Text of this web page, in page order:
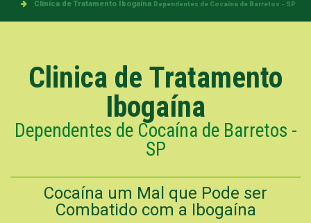
Clinica de Tratamento Ibogaína Dependentes de Cocaína de Barretos - SP
Clinica de Tratamento
Ibogaína
Dependentes de Cocaína de Barretos -
SP
Cocaína um Mal que Pode ser
Combatido com a Ibogaína